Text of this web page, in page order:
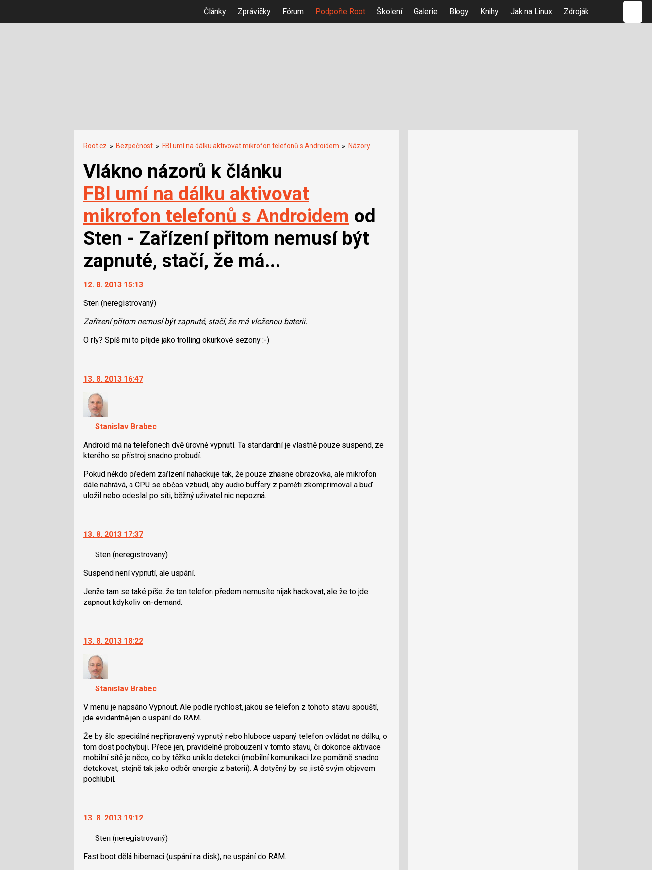
Články Zprávičky Fórum Podpořte Root Školení Galerie Blogy Knihy Jak na Linux Zdroják
Root.cz » Bezpečnost » FBI umí na dálku aktivovat mikrofon telefonů s Androidem » Názory
Vlákno názorů k článku
FBI umí na dálku aktivovat
mikrofon telefonů s Androidem od
Sten - Zařízení přitom nemusí být
zapnuté, stačí, že má...
12. 8. 2013 15:13
Sten (neregistrovaný)
Zařízení přitom nemusí být zapnuté, stačí, že má vloženou baterii.
O rly? Spíš mi to přijde jako trolling okurkové sezony :-)
další
názor.
K
navigaci
lze
použít
i
N
pro
následující
pro
předchozí
nový
názor
13. 8. 2013 16:47
Stanislav Brabec
Android má na telefonech dvě úrovně vypnutí. Ta standardní je vlastně pouze suspend, ze
kterého se přístroj snadno probudí.
Pokud někdo předem zařízení nahackuje tak, že pouze zhasne obrazovka, ale mikrofon
dále nahrává, a CPU se občas vzbudí, aby audio buffery z paměti zkomprimoval a buď
uložil nebo odeslal po síti, běžný uživatel nic nepozná.
další
názor.
navigaci
lze
použít
pro
a
P
pro
předchozí
nový
názor
13. 8. 2013 17:37
Sten (neregistrovaný)
Suspend není vypnutí, ale uspání.
Jenže tam se také píše, že ten telefon předem nemusíte nijak hackovat, ale že to jde
zapnout kdykoliv on-demand.
další
názor.
K
navigaci
lze
použít
i
N
pro
následující
a
P
nový
názor
13. 8. 2013 18:22
Stanislav Brabec
V menu je napsáno Vypnout. Ale podle rychlost, jakou se telefon z tohoto stavu spouští,
jde evidentně jen o uspání do RAM.
Že by šlo speciálně nepřipravený vypnutý nebo hluboce uspaný telefon ovládat na dálku, o
tom dost pochybuji. Přece jen, pravidelné probouzení v tomto stavu, či dokonce aktivace
mobilní sítě je něco, co by těžko uniklo detekci (mobilní komunikaci lze poměrně snadno
detekovat, stejně tak jako odběr energie z baterií). A dotyčný by se jistě svým objevem
pochlubil.
další
názor.
navigaci
13. 8. 2013 19:12
Sten (neregistrovaný)
Fast boot dělá hibernaci (uspání na disk), ne uspání do RAM.